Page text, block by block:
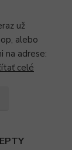
už
alebo
na adrese:
celé